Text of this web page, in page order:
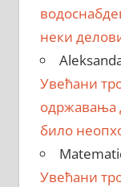
неки
Увећани
одржавања
било
Увећани